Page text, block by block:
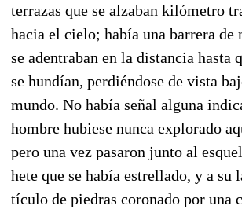
terrazas que se alzaban kilómetro
hacia el cielo; había una barrera de
se adentraban en la distancia hasta
se hundían, perdiéndose de vista
mundo. No había señal alguna
hombre hubiese nunca explorado
pero una vez pasaron junto al
hete que se había estrellado, y a su
tículo de piedras coronado por una